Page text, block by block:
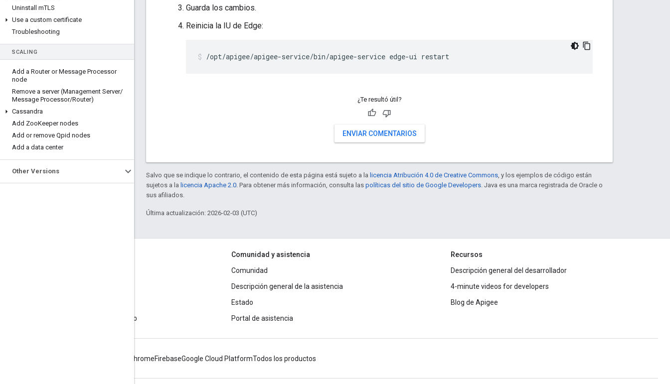
Uninstall mTLS
Use a custom certificate
Troubleshooting
SCALING
Add a Router or Message Processor
node
Remove a server (Management Server/
Message Processor/Router)
Cassandra
Add ZooKeeper nodes
Add or remove Qpid nodes
Add a data center
Other Versions
Guarda los cambios.
Reinicia la IU de Edge:
/opt/apigee/apigee-service/bin/apigee-service edge-ui restart
¿Te resultó útil?
ENVIAR COMENTARIOS
Salvo que se indique lo contrario, el contenido de esta página está sujeto a la licencia Atribución 4.0 de Creative Commons , y los ejemplos de código están
sujetos a la licencia Apache 2.0 . Para obtener más información, consulta las políticas del sitio de Google Developers . Java es una marca registrada de Oracle o
sus afiliados.
Última actualización: 2026-02-03 (UTC)
Libros electrónicos y transmisiones web
Comunidad y asistencia
Comunidad
Descripción general de la asistencia
Estado
Portal de asistencia
Recursos
Descripción general del desarrollador
4-minute videos for developers
Blog de Apigee
ChromeFirebaseGoogle Cloud PlatformTodos los productos